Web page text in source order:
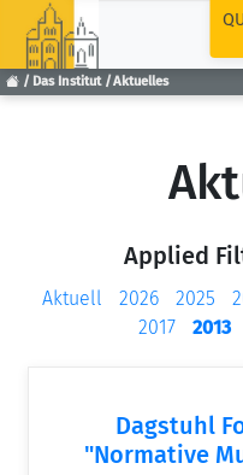
Das Institut Aktuelles
Applied
Aktuell 2026 2025
2017
2013
Dagstuhl
"Normative